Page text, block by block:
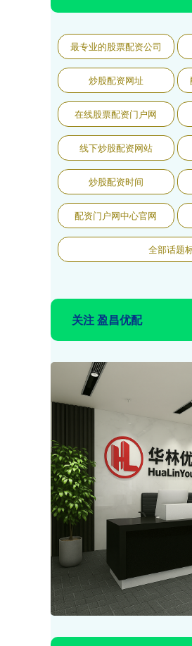
最专业的股票配资公司
炒股配资网址
在线股票配资门户网
线下炒股配资网站
炒股配资时间
配资门户网中心官网
全部话题
关注 盈昌优配